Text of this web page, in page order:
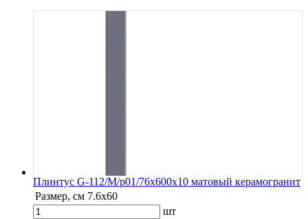
Плинтус G-112/М/p01/76x600x10 матовый керамогранит
Размер, см 7.6х60
шт